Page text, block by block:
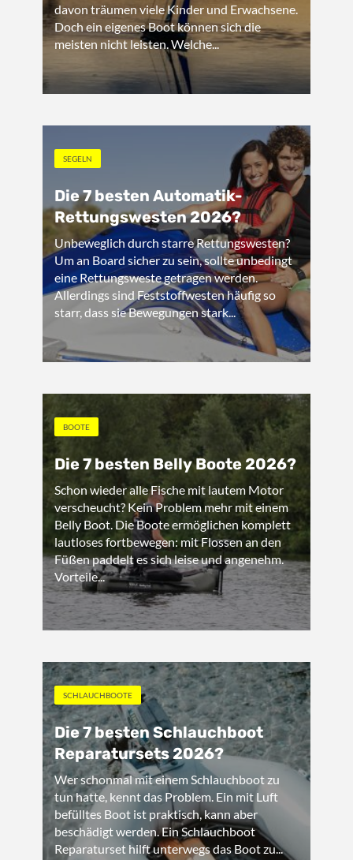
davon träumen viele Kinder und Erwachsene.
Doch ein eigenes Boot können sich die
meisten nicht leisten. Welche...
SEGELN
Die 7 besten Automatik-
Rettungswesten 2026?
Unbeweglich durch starre Rettungswesten?
Um an Board sicher zu sein, sollte unbedingt
eine Rettungsweste getragen werden.
Allerdings sind Feststoffwesten häufig so
starr, dass sie Bewegungen stark...
BOOTE
Die 7 besten Belly Boote 2026?
Schon wieder alle Fische mit lautem Motor
verscheucht? Kein Problem mehr mit einem
Belly Boot. Die Boote ermöglichen komplett
lautloses fortbewegen: mit Flossen an den
Füßen paddelt es sich leise und angenehm.
Vorteile...
SCHLAUCHBOOTE
Die 7 besten Schlauchboot
Reparatursets 2026?
Wer schonmal mit einem Schlauchboot zu
tun hatte, kennt das Problem. Ein mit Luft
befülltes Boot ist praktisch, kann aber
beschädigt werden. Ein Schlauchboot
Reparaturset hilft unterwegs das Boot zu...